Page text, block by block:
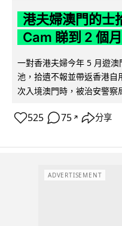
港夫婦澳門的士
Cam 睇到 2 個
一對香港夫婦今年 5 月遊
池，拾遺不報並帶返香港
次入境澳門時，被治安警察
525 75 ↗ 分享
ADVERTISEMENT